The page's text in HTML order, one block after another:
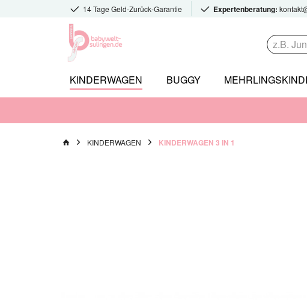
14 Tage Geld-Zurück-Garantie Expertenberatung:
KINDERWAGEN BUGGY
KINDERWAGEN KINDERWAGEN 3 IN 1